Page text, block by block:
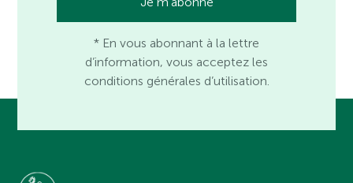
* En vous abonnant à la lettre
d’information, vous acceptez les
conditions générales d’utilisation.